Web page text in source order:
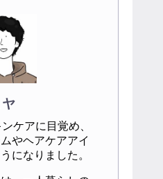
ヤ
ケアに目覚め、
やヘアケアアイ
になりました。